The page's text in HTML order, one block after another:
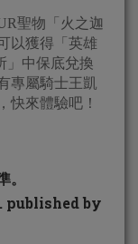
聖物「火之迦
以獲得「英雄
」中保底兌換
專屬騎士王凱
快來體驗吧！
published by